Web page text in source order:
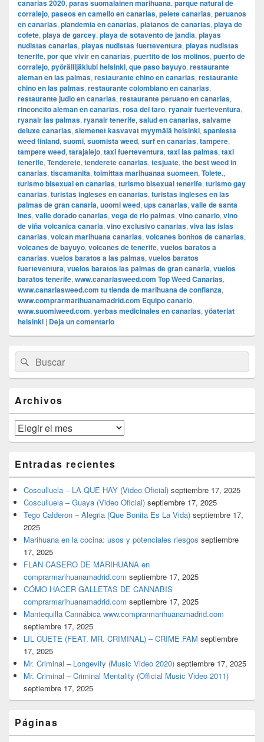
canarias 2020, paras suomalainen marihuana, parque natural de
corralejo, paseos en camello en canarias, pelete canarias, peruanos
en canarias, plandemia en canarias, platanos de canarias, playa de
cofete, playa de garcey, playa de sotavento de jandia, playas
nudistas canarias, playas nudistas fuerteventura, playas nudistas
tenerife, por que vivir en canarias, puertito de los molinos, puerto de
corralejo, pyöräilijäklubi helsinki, que paso bayuyo, restaurante
aleman en las palmas, restaurante chino en canarias, restaurante
chino en las palmas, restaurante colombiano en canarias,
restaurante judio en canarias, restaurante peruano en canarias,
rinconcito aleman en canarias, rosa del taro, ryanair fuerteventura,
ryanair las palmas, ryanair tenerife, salud en canarias, salvame
deluxe canarias, siemenet kasvavat myymälä helsinki, spaniesta
weed finland, suomi, suomista weed, surf en canarias, tampere,
tampere weed, tarajalejo, taxi fuerteventura, taxi las palmas, taxi
tenerife, Tenderete, tenderete canarias, tesjuate, the best weed in
canarias, tiscamanita, toimittaa marihuanaa suomeen, Tolete.,
turismo bisexual en canarias, turismo bisexual tenerife, turismo gay
canarias, turistas ingleses en canarias, turistas ingleses en las
palmas de gran canaria, uoomi weed, ups canarias, valle de santa
ines, valle dorado canarias, vega de rio palmas, vino canario, vino
de viña volcanica canaria, vino exclusivo canarias, viva las islas
canarias, volcan marihuana canarias, volcanes bonitos de canarias,
volcanes de bayuyo, volcanes de tenerife, vuelos baratos a
canarias, vuelos baratos a las palmas, vuelos baratos
fuerteventura, vuelos baratos las palmas de gran canaria, vuelos
baratos tenerife, www.canariasweed.com Top Weed Canarias,
www.canariasweed.com tu tienda de marihuana de confianza,
www.comprarmarihuanamadrid.com Equipo canario,
www.suomiweed.com, yerbas medicinales en canarias, yöateriat
helsinki | Deja un comentario
área
de
widget
lateral
primaria
Buscar
por:
Buscar
Archivos
Archivos
Entradas recientes
Cosculluela – LA QUE HAY (Video Oficial) septiembre 17, 2025
Cosculluela – Guaya (Video Oficial) septiembre 17, 2025
Tego Calderon – Alegria (Que Bonita Es La Vida) septiembre 17,
2025
Marihuana en la cocina: usos y potenciales riesgos septiembre
17, 2025
FLAN CASERO DE MARIHUANA en
comprarmarihuanamadrid.com septiembre 17, 2025
CÓMO HACER GALLETAS DE CANNABIS
comprarmarihuanamadrid.com septiembre 17, 2025
Mantequilla Cannábica www.comprarmarihuanamadrid.com
septiembre 17, 2025
LIL CUETE (FEAT. MR. CRIMINAL) – CRIME FAM septiembre
17, 2025
Mr. Criminal – Longevity (Music Video 2020) septiembre 17, 2025
Mr. Criminal – Criminal Mentality (Official Music Video 2011)
septiembre 17, 2025
Páginas